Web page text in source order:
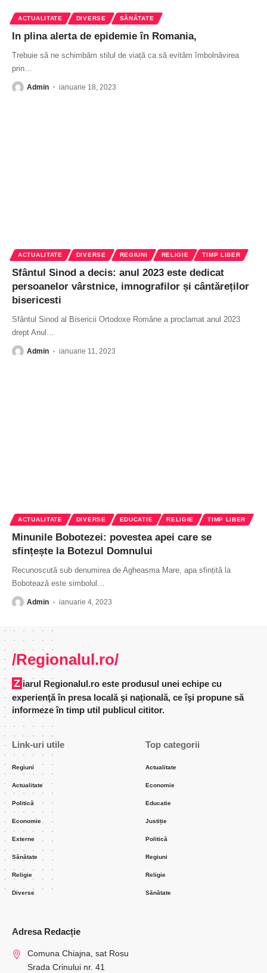
ACTUALITATE DIVERSE SĂNĂTATE
In plina alerta de epidemie în Romania,
Trebuie să ne schimbăm stilul de viață ca să evităm îmbolnăvirea
prin
Admin ianuarie 18, 2023
ACTUALITATE DIVERSE REGIUNI RELIGIE TIMP LIBER
Sfântul Sinod a decis: anul 2023 este dedicat
persoanelor vârstnice, imnografilor și cântăreților
bisericesti
Sfântul Sinod al Bisericii Ortodoxe Române a proclamat anul 2023
drept Anul …
Admin ianuarie 11, 2023
ACTUALITATE DIVERSE EDUCATIE RELIGIE TIMP LIBER
Minunile Bobotezei: povestea apei care se
sfințește la Botezul Domnului
Recunoscută sub denumirea de Agheasma Mare, apa sfințită la
Bobotează este simbolul …
Admin ianuarie 4, 2023
/Regionalul.ro/
Ziarul Regionalul.ro este produsul unei echipe cu
experienţă în presa locală şi naţională, ce îşi propune să
informeze în timp util publicul cititor.
Link-uri utile
Regiuni
Actualitate
Politică
Economie
Externe
Sănătate
Religie
Diverse
Top categorii
Actualitate
Economie
Educatie
Justiție
Politică
Regiuni
Religie
Sănătate
Adresa Redacție
Comuna Chiajna, sat Rosu
Srada Crinului nr. 41